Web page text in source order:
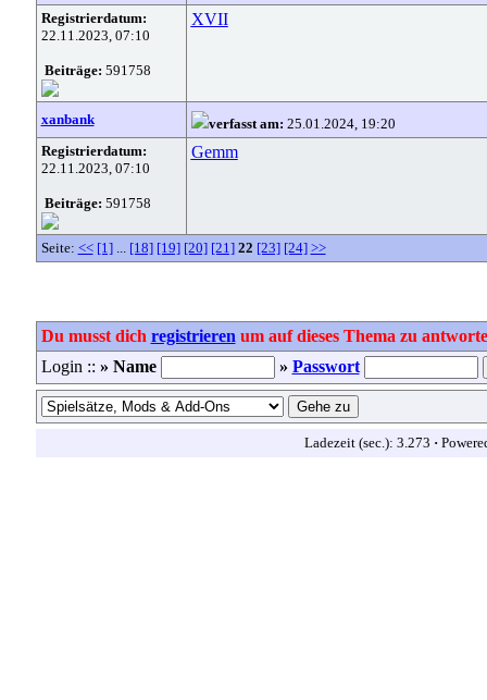
Registrierdatum:
22.11.2023, 07:10
Beiträge: 591758
XVII
xanbank verfasst am: 25.01.2024, 19:20
Registrierdatum:
22.11.2023, 07:10
Beiträge: 591758
Gemm
Seite: << [1]... [18] [19] [20] [21] 22 [23] [24] >>
Du musst dich registrieren um auf dieses Thema zu
Login :: » Name » Passwort
Ladezeit (sec.): 3.273 ·